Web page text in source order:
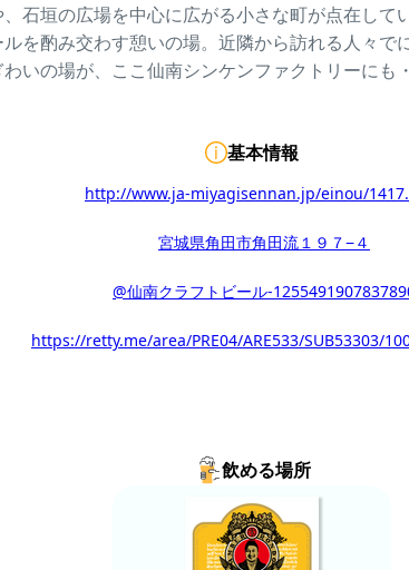
、石垣の広場を中心に広がる小さな町が点在して
を酌み交わす憩いの場。近隣から訪れる人々で
いの場が、ここ仙南シンケンファクトリーにも
基本情報
http://www.ja-miyagisennan.jp/einou/
宮城県角田市角田流１９７−４
@仙南クラフトビール-
https://retty.me/area/PRE04/ARE533/SUB53303/
飲める場所